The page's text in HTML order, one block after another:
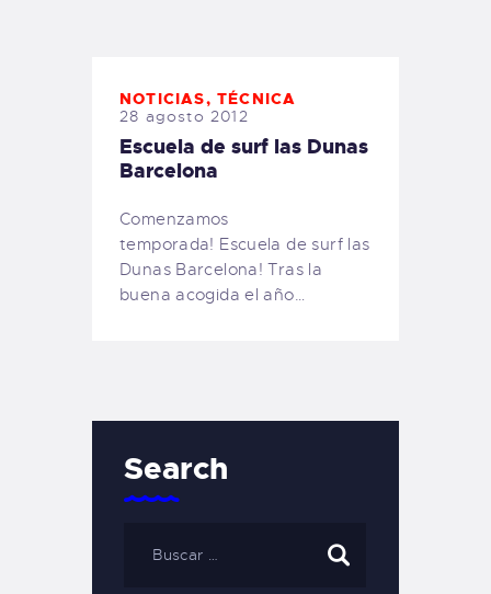
NOTICIAS,TÉCNICA
28 agosto 2012
Escuela de surf las Dunas
Barcelona
Comenzamos
temporada! Escuela de surf las
Dunas Barcelona! Tras la
buena acogida el año…
Search